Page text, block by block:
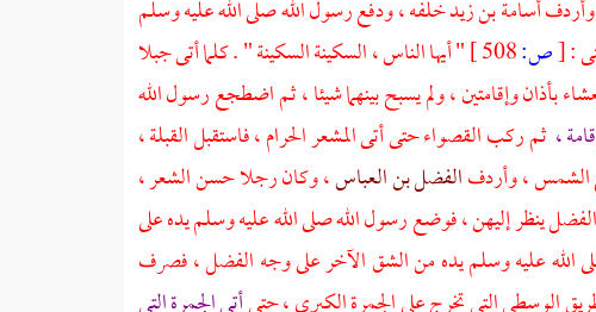
أسامة بن زيدخلفه ، ودفع رسول الله صلى الله عليه وسلم
:
[ص:
" أيها الناس ، السكينة السكينة " . كلما أتى جبلا
بأذان وإقامتين ، ولم يسبح بينهما شيئا ، ثم اضطجع رسول الله
، ثم ركب القصواء حتى أتىالمشعر الحرام، فاستقبل القبلة ،
الشمس ، وأردفالفضل بن العباس، وكان رجلا حسن الشعر ،
الفضلينظر إليهن ، فوضع رسول الله صلى الله عليه وسلم يده على
الله عليه وسلم يده من الشق الآخر على وجهالفضل، فصرف